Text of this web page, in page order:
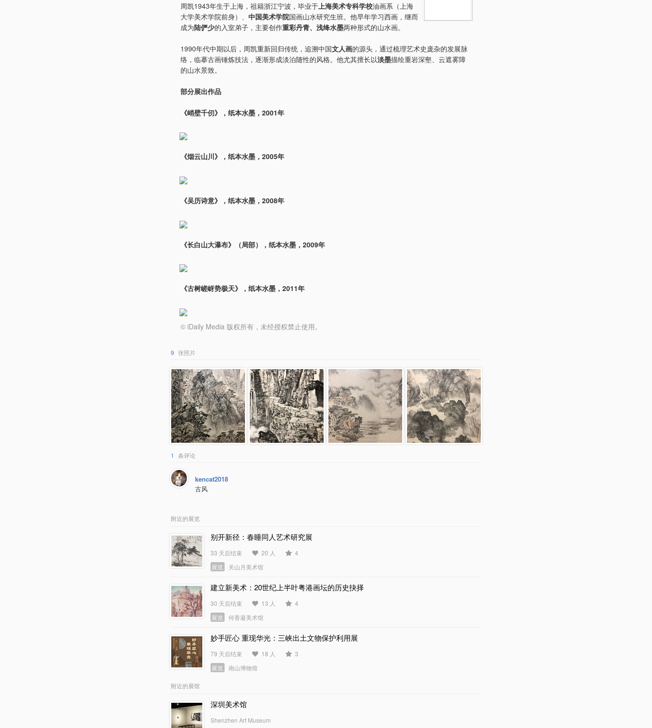
周凯1943年生于上海，祖籍浙江宁波，毕业于 上海美术专科学校油画系（上海
大学美术学院前身）、 中国美术学院国画山水研究生班。他早年学习西画，继而
成为陆俨少的入室弟子，主要创作重彩丹青、浅绛水墨两种形式的山水画。
1990年代中期以后，周凯重新回归传统，追溯中国文人画的源头，通过梳理艺术史庞杂的发展脉
络，临摹古画锤炼技法，逐渐形成淡泊随性的风格。他尤其擅长以淡墨描绘重岩深壑、云遮雾障
的山水景致。
部分展出作品
《峭壁千仞》，纸本水墨，2001年
《烟云山川》，纸本水墨，2005年
《吴历诗意》，纸本水墨，2008年
《长白山大瀑布》（局部），纸本水墨，2009年
《古树嵯岈势极天》，纸本水墨，2011年
© iDaily Media 版权所有，未经授权禁止使用。
9 张照片
1 条评论
kencat2018
古风
附近的展览
别开新径：春睡同人艺术研究展
33 天后结束 20 人
4
展览
关山月美术馆
建立新美术：20世纪上半叶粤港画坛的历史抉择
30 天后结束 13 人
4
展览
何香凝美术馆
妙手匠心 重现华光：三峡出土文物保护利用展
79 天后结束 18 人
3
展览
南山博物馆
附近的展馆
深圳美术馆
Shenzhen Art Museum